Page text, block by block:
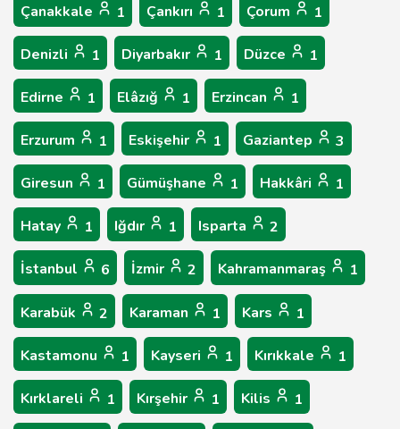
Çanakkale 1 Çankırı 1 Çorum 1
Denizli 1 Diyarbakır 1 Düzce 1
Edirne 1 Elâzığ 1 Erzincan 1
Erzurum 1 Eskişehir 1 Gaziantep 3
Giresun 1 Gümüşhane 1 Hakkâri 1
Hatay 1 Iğdır 1 Isparta 2
İstanbul 6 İzmir 2 Kahramanmaraş 1
Karabük 2 Karaman 1 Kars 1
Kastamonu 1 Kayseri 1 Kırıkkale 1
Kırklareli 1 Kırşehir 1 Kilis 1